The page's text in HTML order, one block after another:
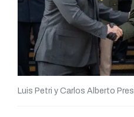
Luis Petri y Carlos Alberto